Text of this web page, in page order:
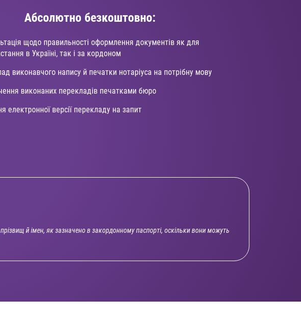
Абсолютно безкоштовно:
щодо правильності оформлення документів як для
в Україні, так і за кордоном
виконавчого напису й печатки нотаріуса на потрібну мову
виконаних перекладів печатками бюро
електронної версії перекладу на запит
й імен, як зазначено в закордонному паспорті, оскільки вони можуть